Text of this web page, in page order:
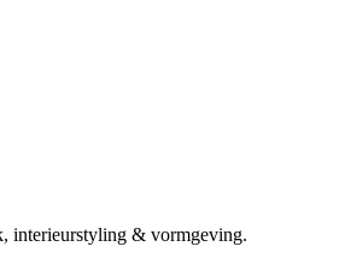
interieurstyling & vormgeving.